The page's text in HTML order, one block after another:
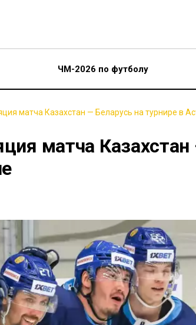
ЧМ-2026 по футболу
матча Казахстан — Беларусь на турнире в
матча